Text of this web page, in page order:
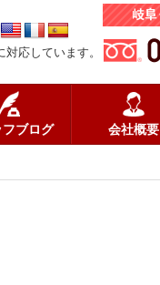
対応しています。
フブログ 会社概要